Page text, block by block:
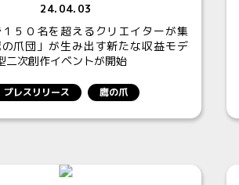
24.04.03
５０名を超えるクリエイターが集
爪団」が生み出す新たな収益モデ
二次創作イベントが開始
プレスリリース 鷹の爪